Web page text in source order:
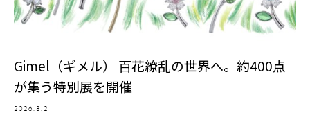
Gimel（ギメル） 百花繚乱の世界へ。約400点
が集う特別展を開催
2026.8.2